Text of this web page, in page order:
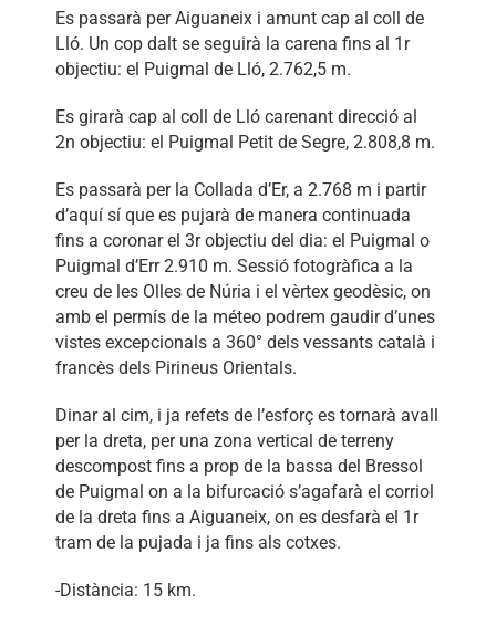
Es passarà per Aiguaneix i amunt cap al coll de
Lló. Un cop dalt se seguirà la carena fins al 1r
objectiu: el Puigmal de Lló, 2.762,5 m.
Es girarà cap al coll de Lló carenant direcció al
2n objectiu: el Puigmal Petit de Segre, 2.808,8 m.
Es passarà per la Collada d’Er, a 2.768 m i partir
d’aquí sí que es pujarà de manera continuada
fins a coronar el 3r objectiu del dia: el Puigmal o
Puigmal d’Err 2.910 m. Sessió fotogràfica a la
creu de les Olles de Núria i el vèrtex geodèsic, on
amb el permís de la méteo podrem gaudir d’unes
vistes excepcionals a 360° dels vessants català i
francès dels Pirineus Orientals.
Dinar al cim, i ja refets de l’esforç es tornarà avall
per la dreta, per una zona vertical de terreny
descompost fins a prop de la bassa del Bressol
de Puigmal on a la bifurcació s’agafarà el corriol
de la dreta fins a Aiguaneix, on es desfarà el 1r
tram de la pujada i ja fins als cotxes.
-Distància: 15 km.